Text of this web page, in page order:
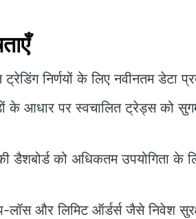
निर्णयों के लिए नवीनतम डेटा
के आधार पर स्वचालित ट्रेड्स को
डैशबोर्ड को अधिकतम उपयोगिता के
लॉस और लिमिट ऑर्डर्स जैसे निवेश